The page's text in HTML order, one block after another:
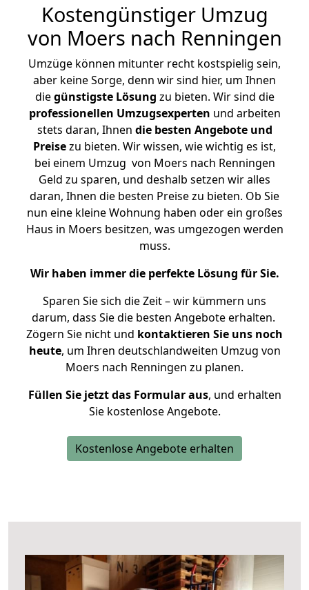
Kostengünstiger Umzug
von Moers nach Renningen
Umzüge können mitunter recht kostspielig sein,
aber keine Sorge, denn wir sind hier, um Ihnen
diegünstigste Lösung zu bieten. Wir sind die
professionellen Umzugsexperten und arbeiten
stets daran, Ihnen die besten Angebote und
Preisezu bieten. Wir wissen, wie wichtig es ist,
bei einem Umzug von Moers nach Renningen
Geld zu sparen, und deshalb setzen wir alles
daran, Ihnen die besten Preise zu bieten. Ob Sie
nun eine kleine Wohnung haben oder ein großes
Haus in Moers besitzen, was umgezogen werden
muss.
Wir haben immer die perfekte Lösung für Sie.
Sparen Sie sich die Zeit – wir kümmern uns
darum, dass Sie die besten Angebote erhalten.
Zögern Sie nicht und kontaktieren Sie uns noch
heute, um Ihren deutschlandweiten Umzug von
Moers nach Renningen zu planen.
Füllen Sie jetzt das Formular aus, und erhalten
Sie kostenlose Angebote.
Kostenlose Angebote erhalten